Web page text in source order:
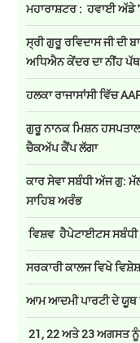
ਮਹਾਰਾਸ਼ਟਰ : ਹਵਾਈ ਅੱਡੇ
ਸ੍ਰੀ ਗੁਰੂ ਰਵਿਦਾਸ ਜੀ ਦੀ
ਅਧਿਐਨ ਕੇਂਦਰ ਦਾ ਨੀਂਹ
ਹਲਕਾ ਰਾਜਾਸਾਂਸੀ ਵਿੱਚ
ਗੁਰੂ ਨਾਨਕ ਮਿਸ਼ਨ
ਚੈਕਅੱਪ ਕੈਂਪ ਲੱਗਾ
ਕਾਰ ਸੇਵਾ ਸਬੰਧੀ ਅੱਜ ਗੁ:
ਸਾਹਿਬ ਅਰੰਭ
ਵਿਸ਼ਵ ਹੈਪੇਟਾਈਟਸ ਸਬੰਧੀ
ਸਰਕਾਰੀ ਕਾਲਜ ਵਿਖੇ
ਆਮ ਆਦਮੀ ਪਾਰਟੀ ਦੇ ਯੂਥ
21, 22 ਅਤੇ 23 ਅਗਸਤ